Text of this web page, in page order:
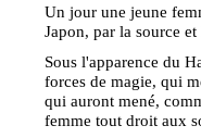
Un jour une jeune
Japon, par la source
Sous l'apparence du
forces de magie, qui
qui auront mené,
femme tout droit aux